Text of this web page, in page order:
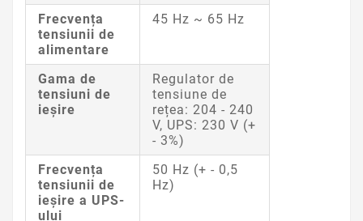
Frecvența
tensiunii de
alimentare
45 Hz ~ 65 Hz
Gama de
tensiuni de
ieșire
Regulator de
tensiune de
rețea: 204 - 240
V, UPS: 230 V (+
- 3%)
Frecvența
tensiunii de
ieșire a UPS-
ului
50 Hz (+ - 0,5
Hz)